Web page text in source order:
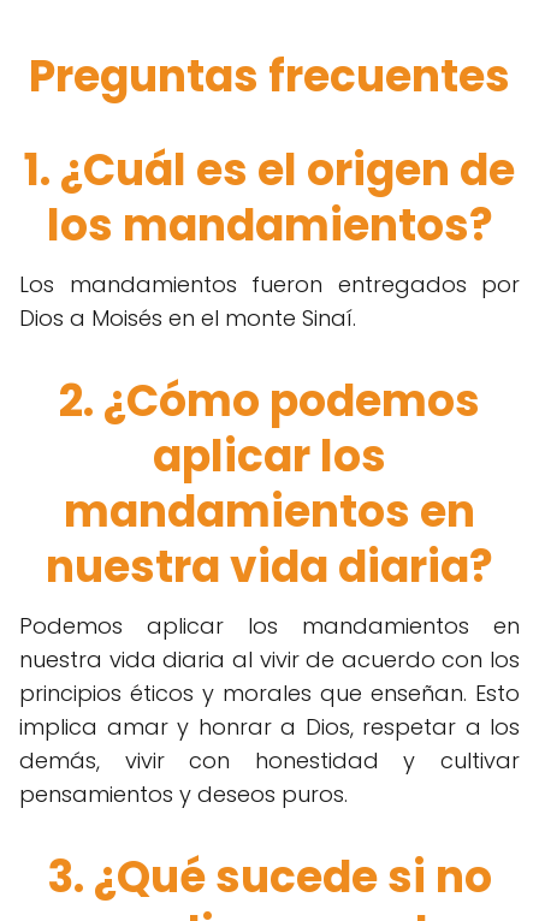
Preguntas frecuentes
1. ¿Cuál es el origen de
los mandamientos?
Los mandamientos fueron entregados por
Dios a Moisés en el monte Sinaí.
2. ¿Cómo podemos
aplicar los
mandamientos en
nuestra vida diaria?
Podemos aplicar los mandamientos en
nuestra vida diaria al vivir de acuerdo con los
principios éticos y morales que enseñan. Esto
implica amar y honrar a Dios, respetar a los
demás, vivir con honestidad y cultivar
pensamientos y deseos puros.
3. ¿Qué sucede si no